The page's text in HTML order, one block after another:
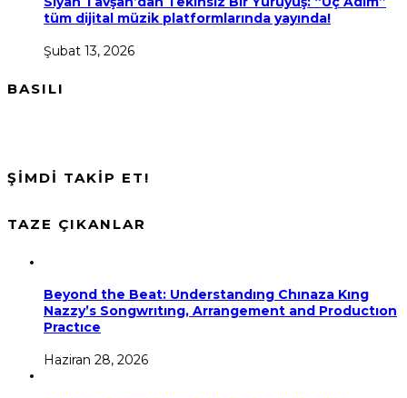
tüm dijital müzik platformlarında yayında!
Şubat 13, 2026
BASILI
ŞİMDİ TAKİP ET!
TAZE ÇIKANLAR
Beyond the Beat: Understandıng Chınaza Kıng
Nazzy’s Songwrıtıng, Arrangement and Productıon
Practıce
Haziran 28, 2026